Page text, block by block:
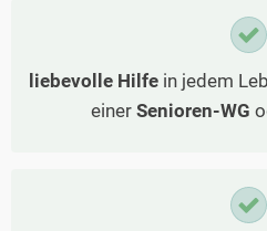
liebevolle Hilfe in jedem
einer Senioren-WG